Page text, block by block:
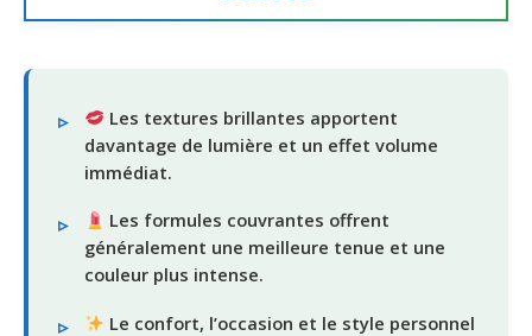
Les textures brillantes apportent
davantage de lumière et un effet volume
immédiat.
Les formules couvrantes offrent
généralement une meilleure tenue et une
couleur plus intense.
Le confort, l’occasion et le style personnel